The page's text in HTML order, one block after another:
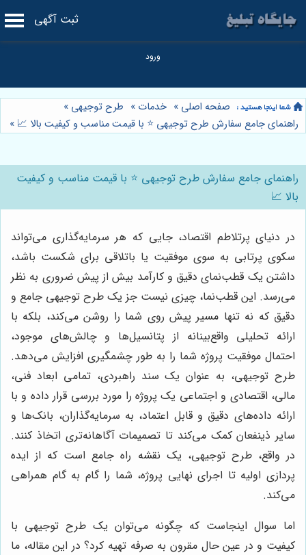
ثبت آگهی
صفحه اصلی » خدمات » طرح توجیهی »
راهنمای جامع سفارش طرح توجیهی ⭐️ با قیمت مناسب و کیفیت بالا 📈 »
راهنمای جامع سفارش طرح توجیهی ⭐️ با قیمت مناسب و کیفیت
بالا 📈
در دنیای پرتلاطم اقتصاد، جایی که هر سرمایه‌گذاری می‌تواند
سکوی پرتابی به سوی موفقیت یا باتلاقی برای شکست باشد،
داشتن یک قطب‌نمای دقیق و کارآمد بیش از پیش ضروری به نظر
می‌رسد. این قطب‌نما، چیزی نیست جز یک طرح توجیهی جامع و
دقیق که نه تنها مسیر پیش روی شما را روشن می‌کند، بلکه با
ارائه تحلیلی واقع‌بینانه از پتانسیل‌ها و چالش‌های موجود،
احتمال موفقیت پروژه شما را به طور چشمگیری افزایش می‌دهد.
طرح توجیهی، به عنوان یک سند راهبردی، تمامی ابعاد فنی،
مالی، اقتصادی و اجتماعی یک پروژه را مورد بررسی قرار داده و با
ارائه داده‌های دقیق و قابل اعتماد، به سرمایه‌گذاران، بانک‌ها و
سایر ذینفعان کمک می‌کند تا تصمیمات آگاهانه‌تری اتخاذ کنند.
در واقع، طرح توجیهی، یک نقشه راه جامع است که از ایده
پردازی اولیه تا اجرای نهایی پروژه، شما را گام به گام همراهی
می‌کند.
اما سوال اینجاست که چگونه می‌توان یک طرح توجیهی با
کیفیت و در عین حال مقرون به صرفه تهیه کرد؟ در این مقاله، ما